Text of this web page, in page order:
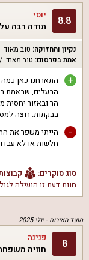
8.8 יוסי
תודה רבה
נקיון ותחזוקה: טוב מאוד
אמת בפרסום: טוב מאוד
+
התארחנו כאן
הבעלים, שבאמת
הר ובאזור יחסית
בבקתות. רוצה
-
הייתי משפר את
חלשות או לא
סוג סוקרים:
חוות דעת זו הועילה ל
מועד האירוח -יולי 2025
8 פנינה
חוויה